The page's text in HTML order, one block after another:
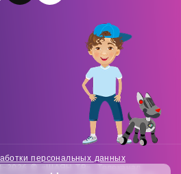
персональных данных
2026 © «ШАЯН ТВ». Телеканал